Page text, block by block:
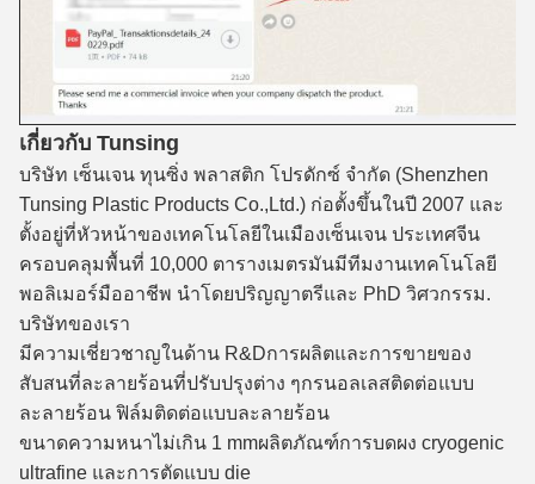
เกี่ยวกับ Tunsing
บริษัท เซ็นเจน ทุนซิ่ง พลาสติก โปรดักซ์ จํากัด (Shenzhen
Tunsing Plastic Products Co.,Ltd.) ก่อตั้งขึ้นในปี 2007 และ
ตั้งอยู่ที่หัวหน้าของเทคโนโลยีในเมืองเซ็นเจน ประเทศจีน
ครอบคลุมพื้นที่ 10,000 ตารางเมตรมันมีทีมงานเทคโนโลยี
พอลิเมอร์มืออาชีพ นําโดยปริญญาตรีและ PhD วิศวกรรม.
บริษัทของเรา
มีความเชี่ยวชาญในด้าน R&Dการผลิตและการขายของ
สับสนที่ละลายร้อนที่ปรับปรุงต่าง ๆกรนอลเลสติดต่อแบบ
ละลายร้อน ฟิล์มติดต่อแบบละลายร้อน
ขนาดความหนาไม่เกิน 1 mmผลิตภัณฑ์การบดผง cryogenic
ultrafine และการตัดแบบ die